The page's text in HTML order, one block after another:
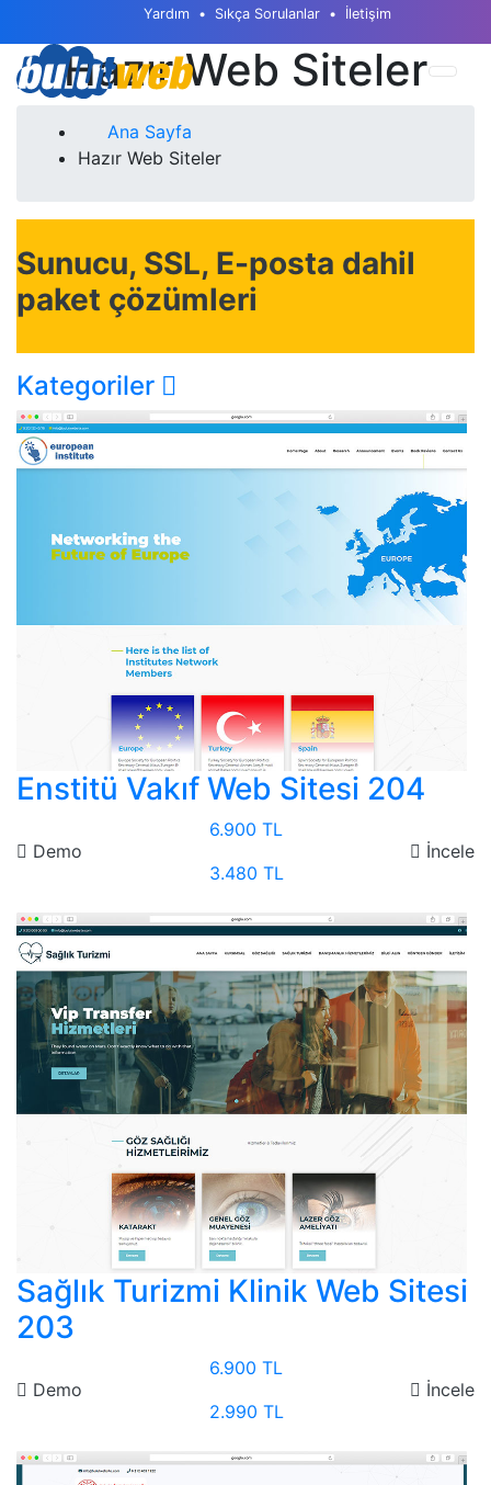
Yardım Sıkça Sorulanlar İletişim
Hazır Web Siteler
Ana Sayfa
Hazır Web Siteler
Sunucu, SSL, E-posta dahil
paket çözümleri
Kategoriler
Enstitü Vakıf Web Sitesi 204
Demo
6.900 TL
3.480 TL
İncele
Sağlık Turizmi Klinik Web Sitesi
203
Demo
6.900 TL
2.990 TL
İncele